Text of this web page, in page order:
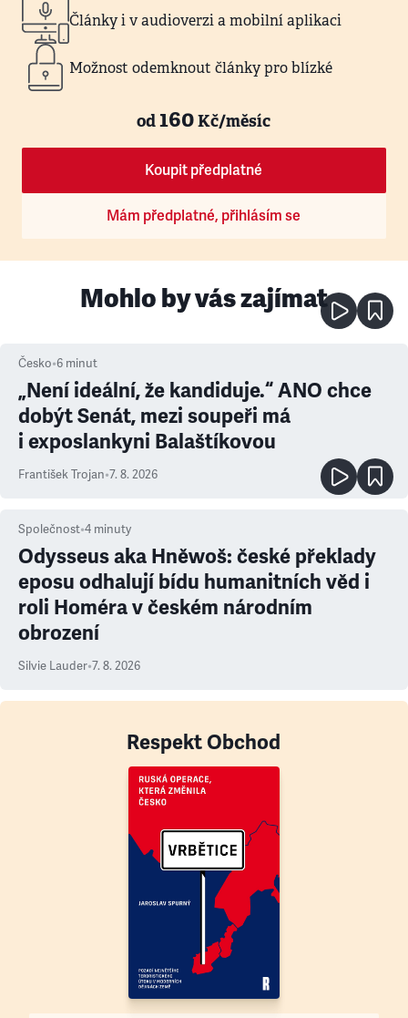
Články i v audioverzi a mobilní aplikaci
Možnost odemknout články pro blízké
od160Kč/měsíc
Koupit předplatné
Mám předplatné, přihlásím se
Mohlo by vás zajímat
Česko•6 minut
„Není ideální, že kandiduje.“ ANO chce
dobýt Senát, mezi soupeři má
i exposlankyni Balaštíkovou
František Trojan•7. 8. 2026
Společnost•4 minuty
Odysseus aka Hněwoš: české překlady
eposu odhalují bídu humanitních věd i
roli Homéra v českém národním
obrození
Silvie Lauder•7. 8. 2026
Respekt Obchod